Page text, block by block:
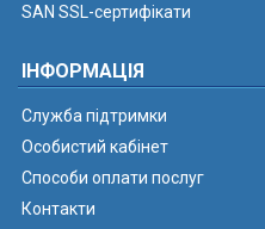
SAN SSL-сертифікати
ІНФОРМАЦІЯ
Служба підтримки
Особистий кабінет
Способи оплати послуг
Контакти